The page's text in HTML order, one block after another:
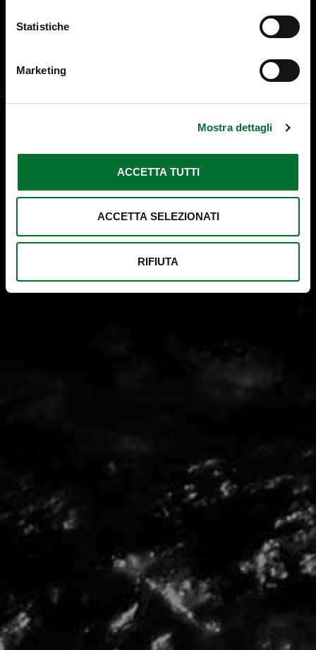
Statistiche
Marketing
Mostra dettagli
ACCETTA TUTTI
ACCETTA SELEZIONATI
RIFIUTA